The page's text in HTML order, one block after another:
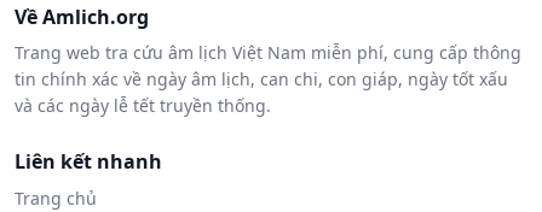
Về Amlich.org
Trang web tra cứu âm lịch Việt Nam miễn phí, cung cấp thông
tin chính xác về ngày âm lịch, can chi, con giáp, ngày tốt xấu
và các ngày lễ tết truyền thống.
Liên kết nhanh
Trang chủ